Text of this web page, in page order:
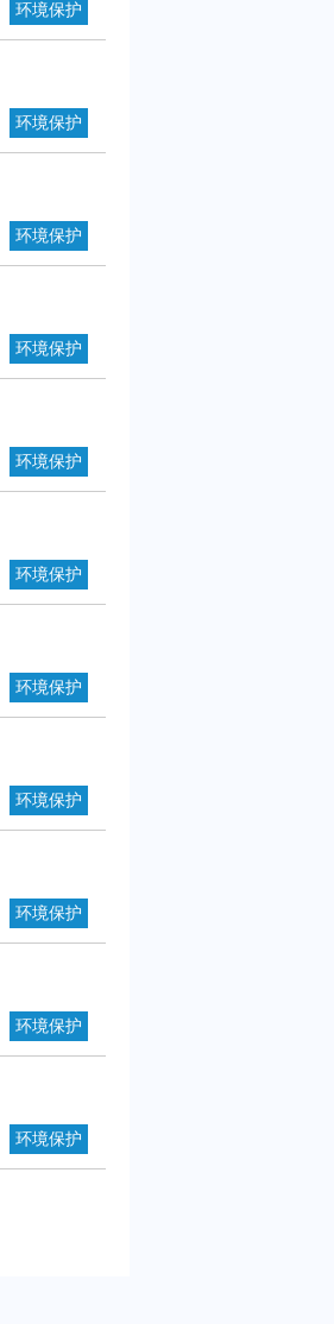
环境保护
环境保护
环境保护
环境保护
环境保护
环境保护
环境保护
环境保护
环境保护
环境保护
环境保护